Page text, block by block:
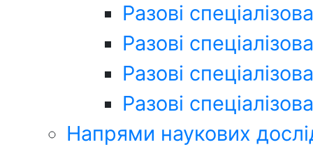
Разові
Разові
Разові
Разові
Напрями наукових